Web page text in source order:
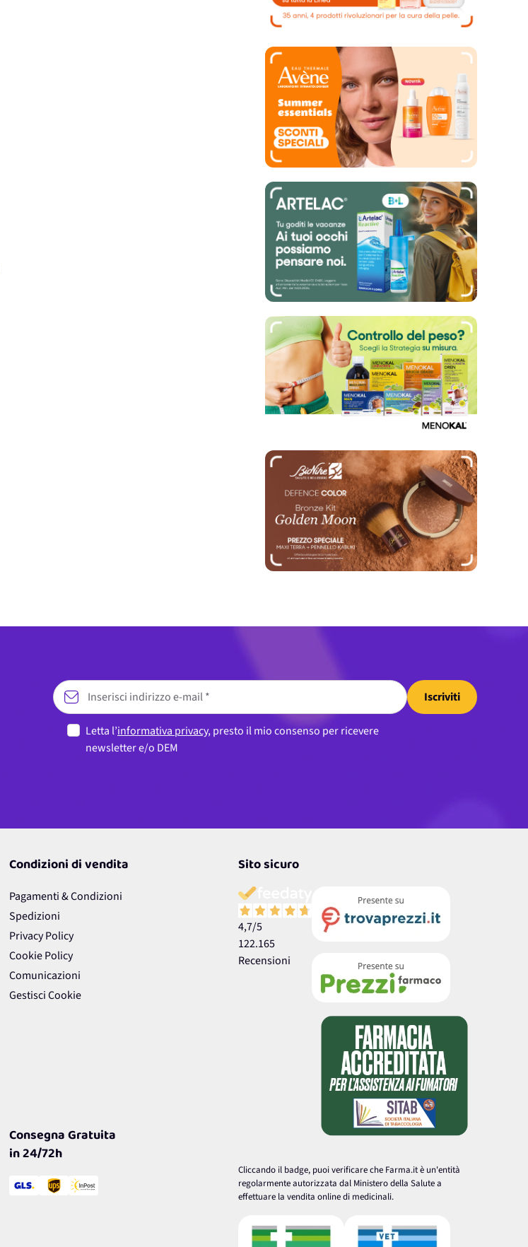
Iscriviti
Letta l’informativa privacy, presto il mio consenso per ricevere
newsletter e/o DEM
Condizioni di vendita
Pagamenti & Condizioni
Spedizioni
Privacy Policy
Cookie Policy
Comunicazioni
Gestisci Cookie
Consegna Gratuita
in 24/72h
Sito sicuro
4,7/5
122.165
Recensioni
Cliccando il badge, puoi verificare che Farma.it è un'entità
regolarmente autorizzata dal Ministero della Salute a
effettuare la vendita online di medicinali.